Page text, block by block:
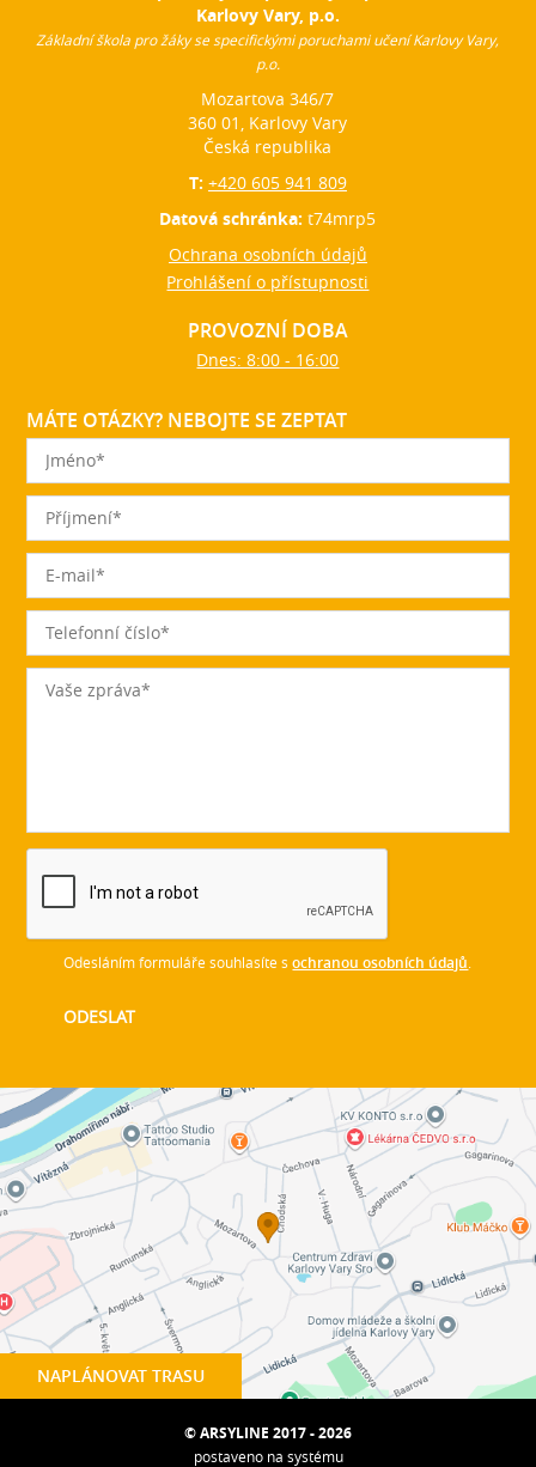
NAPLÁNOVAT TRASU
Karlovy Vary, p.o.
Základní škola pro žáky se specifickými poruchami učení Karlovy Vary,
p.o.
Mozartova 346/7
360 01, Karlovy Vary
Česká republika
T: +420 605 941 809
Datová schránka:t74mrp5
Ochrana osobních údajů
Prohlášení o přístupnosti
PROVOZNÍ DOBA
Dnes: 8:00 - 16:00
MÁTE OTÁZKY? NEBOJTE SE ZEPTAT
Odesláním formuláře souhlasíte sochranou osobních údajů
© ARSYLINE 2017 - 2026
postaveno na systému